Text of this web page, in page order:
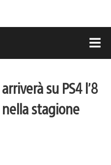
su PS4 l’8
stagione